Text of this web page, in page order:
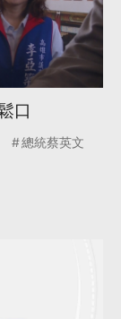
口
總統蔡英文